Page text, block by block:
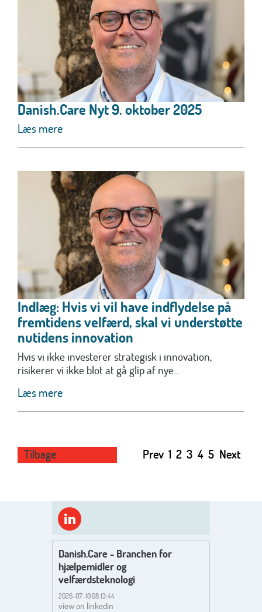
Danish.Care Nyt 9. oktober 2025
Læs mere
Indlæg: Hvis vi vil have indflydelse på
fremtidens velfærd, skal vi understøtte
nutidens innovation
Hvis vi ikke investerer strategisk i innovation,
risikerer vi ikke blot at gå glip af nye...
Læs mere
Tilbage Prev 1 2 3 4 5 Next
Danish.Care - Branchen for
hjælpemidler og
velfærdsteknologi
2026-07-10 08:13:44
view on linkedin